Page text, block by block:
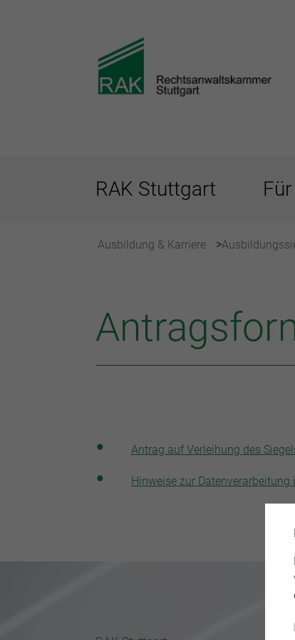
RAK Stuttgart
Ausbildung & Karriere
Antrag auf Verleihung des
Hinweise zur